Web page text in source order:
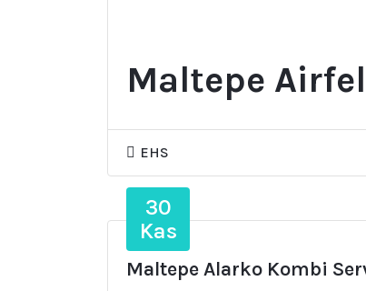
Maltepe
EHS
30
Kas
Maltepe Alarko Kombi